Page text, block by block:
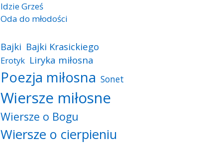
Idzie Grześ
Oda do młodości
Bajki Bajki Krasickiego
Erotyk Liryka miłosna
Poezja miłosna Sonet
Wiersze miłosne
Wiersze o Bogu
Wiersze o cierpieniu